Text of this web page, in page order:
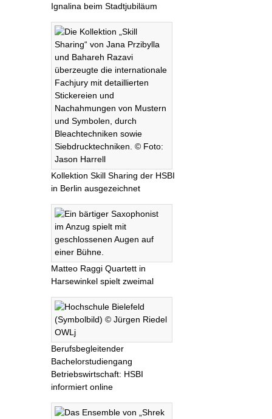
Ignalina beim Stadtjubiläum
Kollektion Skill Sharing der HSBI
in Berlin ausgezeichnet
Matteo Raggi Quartett in
Harsewinkel spielt zweimal
Berufsbegleitender
Bachelorstudiengang
Betriebswirtschaft: HSBI
informiert online